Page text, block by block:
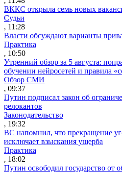
ВККС открыла семь новых
Судьи
, 11:28
Власти обсуждают варианты
Практика
, 10:50
Утренний обзор за 5 августа:
обучении нейросетей и правила
Обзор СМИ
, 09:37
Путин подписал закон об
релокантов
Законодательство
, 19:32
ВС напомнил, что прекращение
исключает взыскания ущерба
Практика
, 18:02
Путин освободил государство от